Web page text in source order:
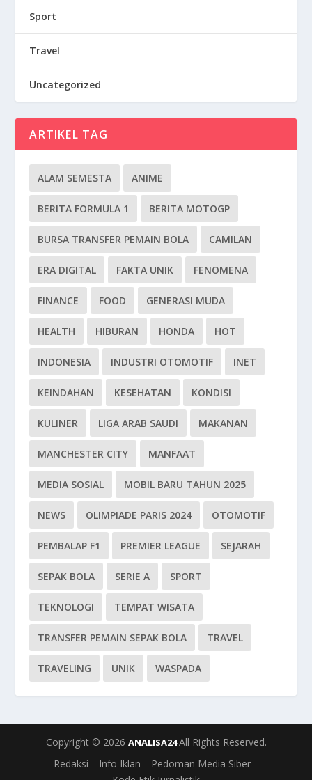
Sport
Travel
Uncategorized
ARTIKEL TAG
ALAM SEMESTA ANIME
BERITA FORMULA 1 BERITA MOTOGP
BURSA TRANSFER PEMAIN BOLA CAMILAN
ERA DIGITAL FAKTA UNIK FENOMENA
FINANCE FOOD GENERASI MUDA
HEALTH HIBURAN HONDA HOT
INDONESIA INDUSTRI OTOMOTIF INET
KEINDAHAN KESEHATAN KONDISI
KULINER LIGA ARAB SAUDI MAKANAN
MANCHESTER CITY MANFAAT
MEDIA SOSIAL MOBIL BARU TAHUN 2025
NEWS OLIMPIADE PARIS 2024 OTOMOTIF
PEMBALAP F1 PREMIER LEAGUE SEJARAH
SEPAK BOLA SERIE A SPORT
TEKNOLOGI TEMPAT WISATA
TRANSFER PEMAIN SEPAK BOLA TRAVEL
TRAVELING UNIK WASPADA
Copyright © 2026 ANALISA24All Rights Reserved.
Redaksi
Info Iklan
Pedoman Media Siber